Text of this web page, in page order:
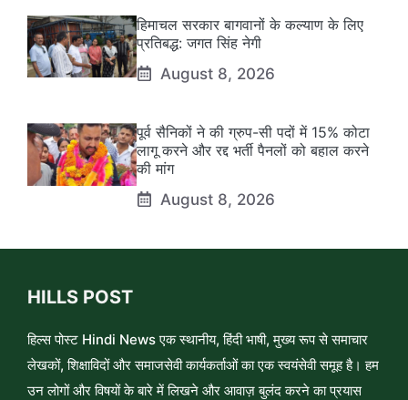
हिमाचल सरकार बागवानों के कल्याण के लिए
प्रतिबद्ध: जगत सिंह नेगी
August 8, 2026
पूर्व सैनिकों ने की ग्रुप-सी पदों में 15% कोटा
लागू करने और रद्द भर्ती पैनलों को बहाल करने
की मांग
August 8, 2026
HILLS POST
हिल्स पोस्ट Hindi News एक स्थानीय, हिंदी भाषी, मुख्य रूप से समाचार
लेखकों, शिक्षाविदों और समाजसेवी कार्यकर्ताओं का एक स्वयंसेवी समूह है। हम
उन लोगों और विषयों के बारे में लिखने और आवाज़ बुलंद करने का प्रयास